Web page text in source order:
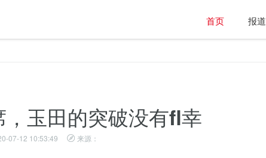
首页 报道
玉田的突破没有fl幸
07-12 10:53:49 来源：